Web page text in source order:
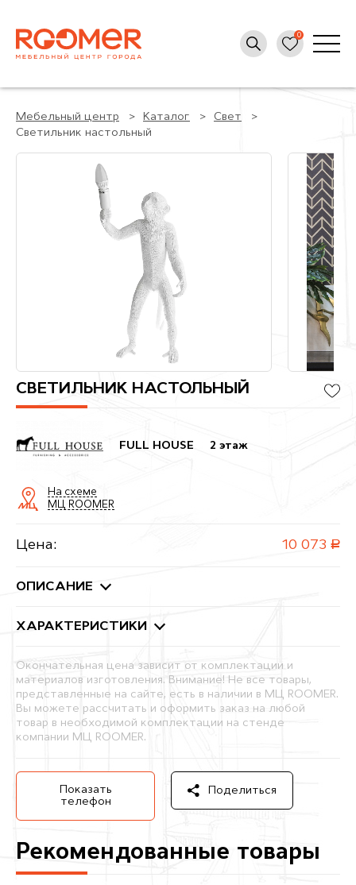
Мебельный центр Каталог
Свет
Светильник настольный
СВЕТИЛЬНИК НАСТОЛЬНЫЙ
FULL HOUSE 2 этаж
На схеме
МЦ ROOMER
Цена: 10 073 руб.
ОПИСАНИЕ
ХАРАКТЕРИСТИКИ
Окончательная цена зависит от комплектации и
материалов изготовления. Внимание! Не все товары,
представленные на сайте, есть в наличии в МЦ ROOMER.
Вы можете рассчитать и оформить заказ на любой
товар в необходимой комплектации на стенде
компании МЦ ROOMER.
Показать
телефон
Поделиться
Рекомендованные товары